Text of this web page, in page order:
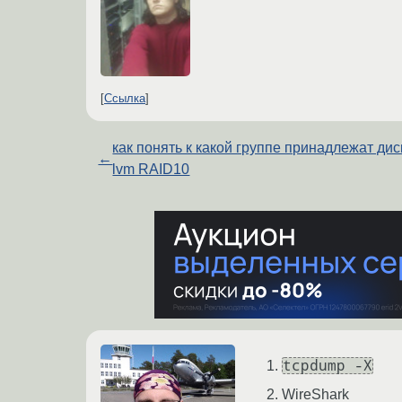
Ссылка
←
как понять к какой группе принадлежат
lvm RAID10
tcpdump -X
WireShark